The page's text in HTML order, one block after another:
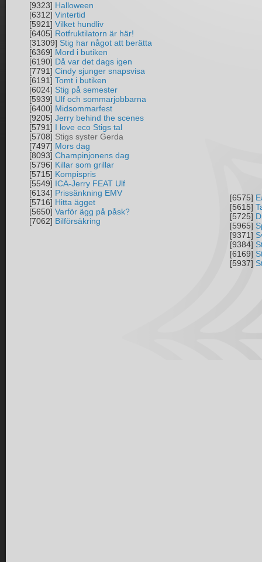
[9323] Halloween
[6312] Vintertid
[5921] Vilket hundliv
[6405] Rotfruktilatorn är här!
[31309] Stig har något att berätta
[6369] Mord i butiken
[6190] Då var det dags igen
[7791] Cindy sjunger snapsvisa
[6191] Tomt i butiken
[6024] Stig på semester
[5939] Ulf och sommarjobbarna
[6400] Midsommarfest
[9205] Jerry behind the scenes
[5791] I love eco Stigs tal
[5708] Stigs syster Gerda
[7497] Mors dag
[8093] Champinjonens dag
[5796] Killar som grillar
[5715] Kompispris
[5549] ICA-Jerry FEAT Ulf
[6134] Prissänkning EMV
[5716] Hitta ägget
[5650] Varför ägg på påsk?
[7062] Bilförsäkring
[6575]
[5615]
[5725]
[5965]
[9371]
[9384]
[6169]
[5937]